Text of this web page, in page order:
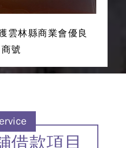
雲林縣商業會優良
商號
借款項目